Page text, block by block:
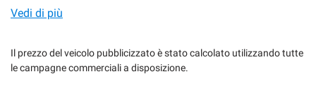
Vedi di più
Il prezzo del veicolo pubblicizzato è stato calcolato utilizzando tutte
le campagne commerciali a disposizione.